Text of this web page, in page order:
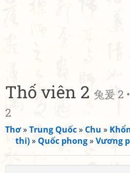
Thố viên 2 兔爰 2
2
Thơ»Trung Quốc» Chu »
thi)» Quốc phong»Vương